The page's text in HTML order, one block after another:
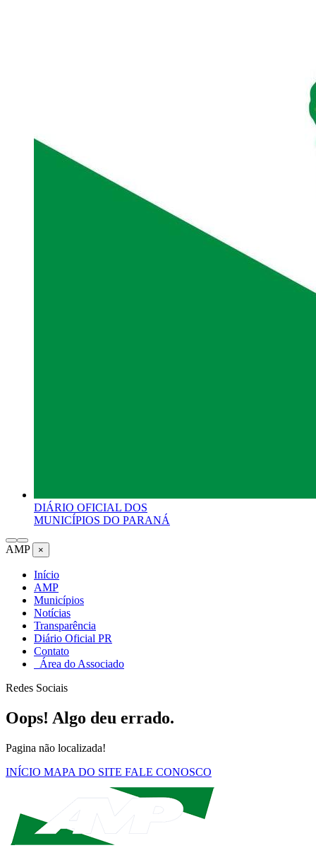
DIÁRIO OFICIAL DOS
MUNICÍPIOS DO PARANÁ
AMP ×
Início
AMP
Municípios
Notícias
Transparência
Diário Oficial PR
Contato
Área do Associado
Redes Sociais
Oops! Algo deu errado.
Pagina não localizada!
INÍCIO MAPA DO SITE FALE CONOSCO